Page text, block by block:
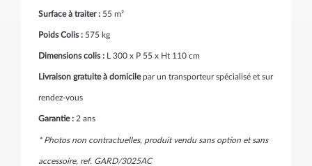
Surface à traiter : 55 m²
Poids Colis : 575 kg
Dimensions colis : L 300 x P 55 x Ht 110 cm
Livraison gratuite à domicilepar un transporteur spécialisé et sur
rendez-vous
Garantie : 2 ans
* Photos non contractuelles, produit vendu sans option et sans
accessoire, ref. GARD/3025AC